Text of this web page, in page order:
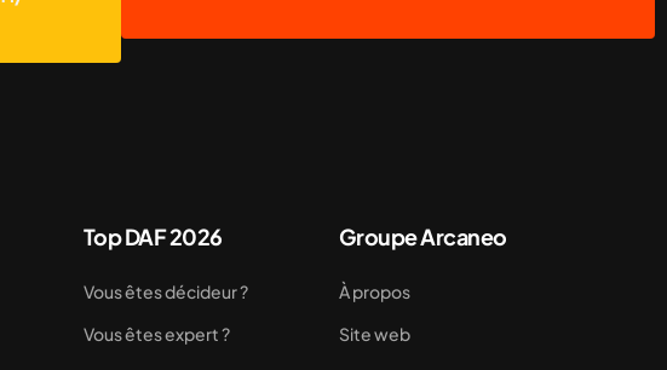
Top DAF 2026
Vous êtes décideur ?
Vous êtes expert ?
Groupe Arcaneo
À propos
Site web